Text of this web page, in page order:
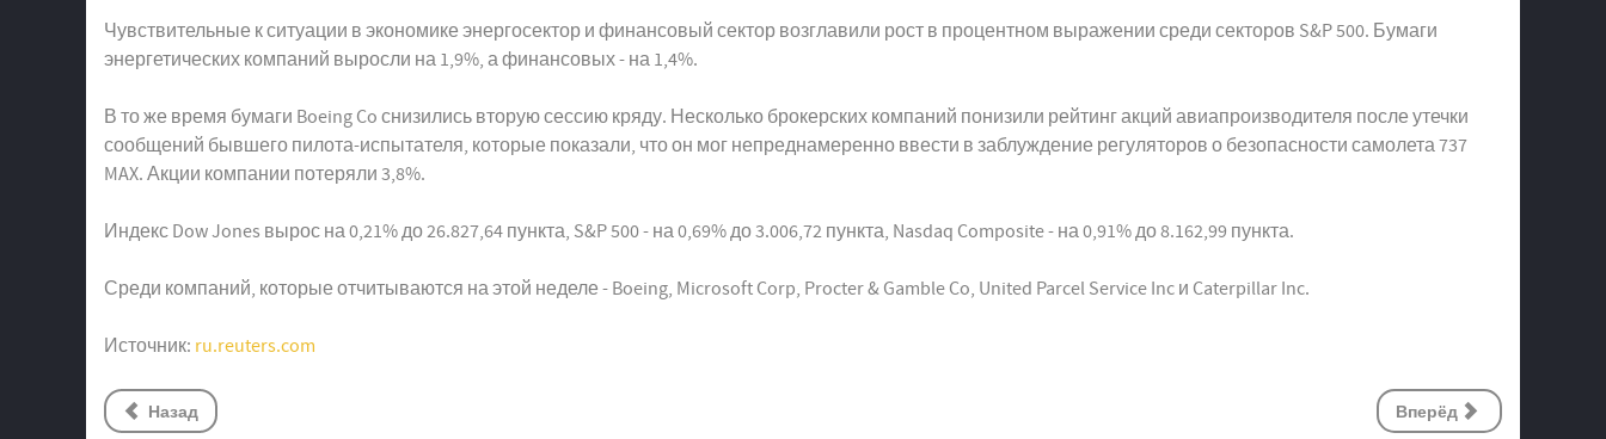
Чувствительные к ситуации в экономике энергосектор и финансовый сектор возглавили рост в процентном выражении среди секторов S&P 500. Бумаги
энергетических компаний выросли на 1,9%, а финансовых - на 1,4%.
В то же время бумаги Boeing Co снизились вторую сессию кряду. Несколько брокерских компаний понизили рейтинг акций авиапроизводителя после утечки
сообщений бывшего пилота-испытателя, которые показали, что он мог непреднамеренно ввести в заблуждение регуляторов о безопасности самолета 737
MAX. Акции компании потеряли 3,8%.
Индекс Dow Jones вырос на 0,21% до 26.827,64 пункта, S&P 500 - на 0,69% до 3.006,72 пункта, Nasdaq Composite - на 0,91% до 8.162,99 пункта.
Среди компаний, которые отчитываются на этой неделе - Boeing, Microsoft Corp, Procter & Gamble Co, United Parcel Service Inc и Caterpillar Inc.
Источник: ru.reuters.com
Назад Вперёд